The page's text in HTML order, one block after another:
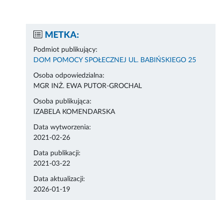
METKA:
Podmiot publikujący:
DOM POMOCY SPOŁECZNEJ UL. BABIŃSKIEGO 25
Osoba odpowiedzialna:
MGR INŻ. EWA PUTOR-GROCHAL
Osoba publikująca:
IZABELA KOMENDARSKA
Data wytworzenia:
2021-02-26
Data publikacji:
2021-03-22
Data aktualizacji:
2026-01-19